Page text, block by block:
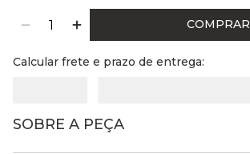
COMPRAR
Calcular frete e prazo de entrega:
SOBRE A PEÇA